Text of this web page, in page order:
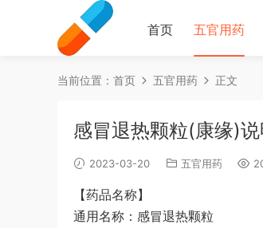
首页 五官用药
当前位置： 首页 五官用药 正文
感冒退热颗粒(康缘)
2023-03-20 五官用药
【药品名称】
通用名称：感冒退热颗粒